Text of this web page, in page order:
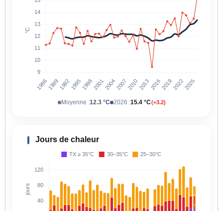
Moyenne :12.3 °C 2026 :15.4 °C(+3.2)
Jours de chaleur